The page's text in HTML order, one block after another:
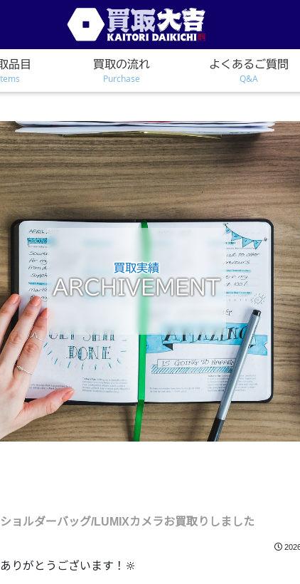
買取実績
ARCHIVEMENT
品目 買取の流れ
Purchase
よくあるご質問
Q&A
ョルダーバッグ/LUMIXカメラお買取りしました
りがとうございます！🔆